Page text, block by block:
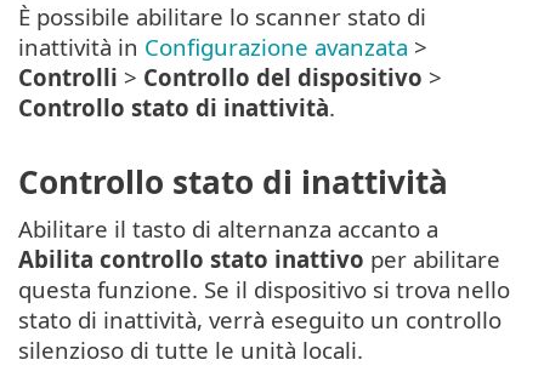
È possibile abilitare lo scanner stato di
inattività in Configurazione avanzata >
Controlli > Controllo del dispositivo >
Controllo stato di inattività.
Controllo stato di inattività
Abilitare il tasto di alternanza accanto a
Abilita controllo stato inattivo per abilitare
questa funzione. Se il dispositivo si trova nello
stato di inattività, verrà eseguito un controllo
silenzioso di tutte le unità locali.